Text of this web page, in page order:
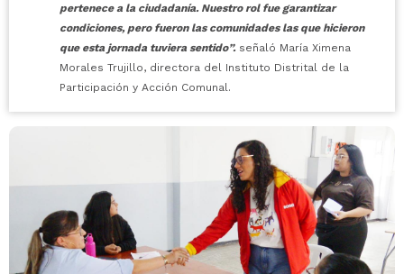
pertenece a la ciudadanía. Nuestro rol fue garantizar
condiciones, pero fueron las comunidades las que hicieron
que esta jornada tuviera sentido”.señaló María Ximena
Morales Trujillo, directora del Instituto Distrital de la
Participación y Acción Comunal.